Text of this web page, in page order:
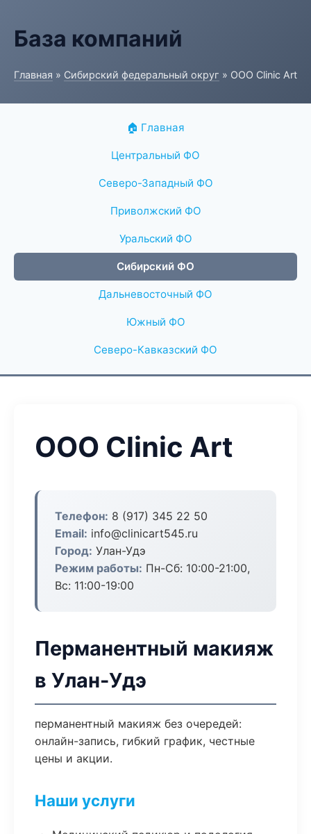
База компаний
Главная » Сибирский федеральный округ » ООО Clinic Art
🏠 Главная
Центральный ФО
Северо-Западный ФО
Приволжский ФО
Уральский ФО
Сибирский ФО
Дальневосточный ФО
Южный ФО
Северо-Кавказский ФО
ООО Clinic Art
Телефон: 8 (917) 345 22 50
Email: info@clinicart545.ru
Город: Улан-Удэ
Режим работы: Пн-Сб: 10:00-21:00,
Вс: 11:00-19:00
Перманентный макияж
в Улан-Удэ
перманентный макияж без очередей:
онлайн-запись, гибкий график, честные
цены и акции.
Наши услуги